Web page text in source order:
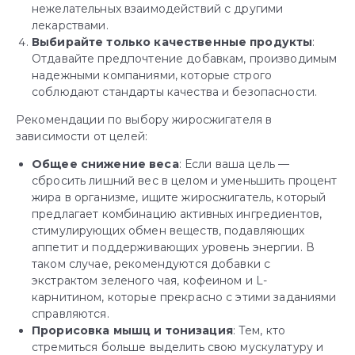
нежелательных взаимодействий с другими
лекарствами.
Выбирайте только качественные продукты:
Отдавайте предпочтение добавкам, производимым
надежными компаниями, которые строго
соблюдают стандарты качества и безопасности.
Рекомендации по выбору жиросжигателя в
зависимости от целей:
Общее снижение веса: Если ваша цель —
сбросить лишний вес в целом и уменьшить процент
жира в организме, ищите жиросжигатель, который
предлагает комбинацию активных ингредиентов,
стимулирующих обмен веществ, подавляющих
аппетит и поддерживающих уровень энергии. В
таком случае, рекомендуются добавки с
экстрактом зеленого чая, кофеином и L-
карнитином, которые прекрасно с этими заданиями
справляются.
Прорисовка мышц и тонизация: Тем, кто
стремиться больше выделить свою мускулатуру и